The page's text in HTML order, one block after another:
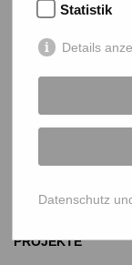
0641 - 26 555
START
Bangladesch-Portal
Mitmachen
PROJEKTE
Statistik
Details
Datenschutz